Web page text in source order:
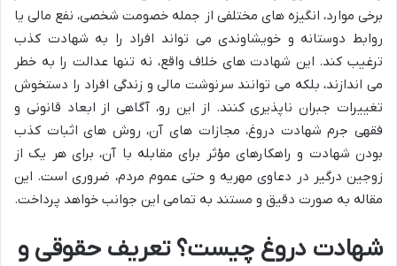
برخی موارد، انگیزه های مختلفی از جمله خصومت شخصی، نفع مالی یا
روابط دوستانه و خویشاوندی می تواند افراد را به شهادت کذب
ترغیب کند. این شهادت های خلاف واقع، نه تنها عدالت را به خطر
می اندازند، بلکه می توانند سرنوشت مالی و زندگی افراد را دستخوش
تغییرات جبران ناپذیری کنند. از این رو، آگاهی از ابعاد قانونی و
فقهی جرم شهادت دروغ، مجازات های آن، روش های اثبات کذب
بودن شهادت و راهکارهای مؤثر برای مقابله با آن، برای هر یک از
زوجین درگیر در دعاوی مهریه و حتی عموم مردم، ضروری است. این
مقاله به صورت دقیق و مستند به تمامی این جوانب خواهد پرداخت.
شهادت دروغ چیست؟ تعریف حقوقی و